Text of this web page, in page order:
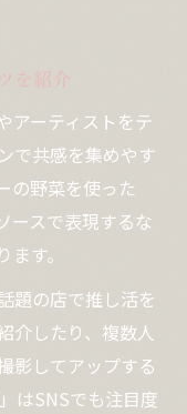
を紹介
アーティストをテ
で共感を集めやす
の野菜を使った
ースで表現するな
す。
題の店で推し活を
介したり、複数人
影してアップする
はSNSでも注目度